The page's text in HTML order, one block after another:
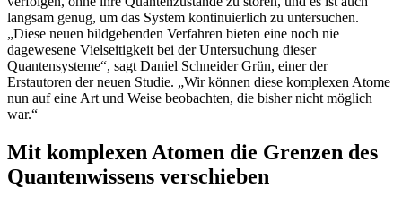
langsam genug, um das System kontinuierlich zu untersuchen.
„Diese neuen bildgebenden Verfahren bieten eine noch nie
dagewesene Vielseitigkeit bei der Untersuchung dieser
Quantensysteme“, sagt Daniel Schneider Grün, einer der
Erstautoren der neuen Studie. „Wir können diese komplexen Atome
nun auf eine Art und Weise beobachten, die bisher nicht möglich
war.“
Mit komplexen Atomen die Grenzen des
Quantenwissens verschieben